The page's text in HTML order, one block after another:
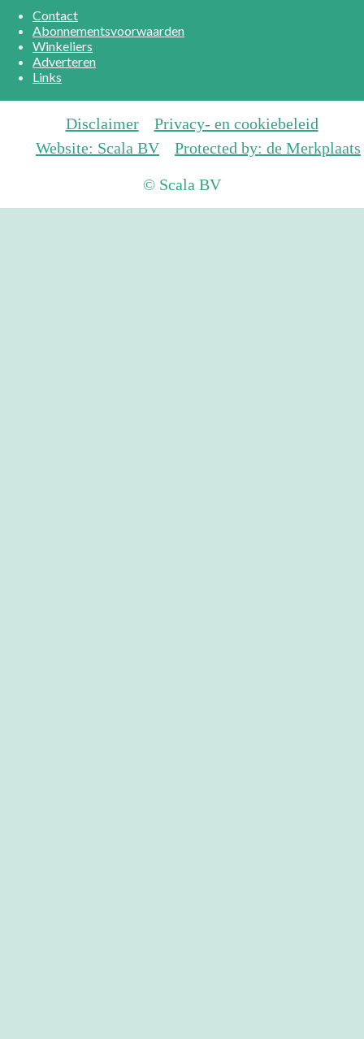
Contact
Abonnementsvoorwaarden
Winkeliers
Adverteren
Links
Disclaimer
Privacy- en cookiebeleid
Website: Scala BV
Protected by: de Merkplaats
© Scala BV